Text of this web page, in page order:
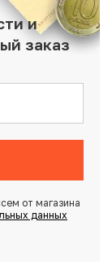
и
заказ
от магазина
данных